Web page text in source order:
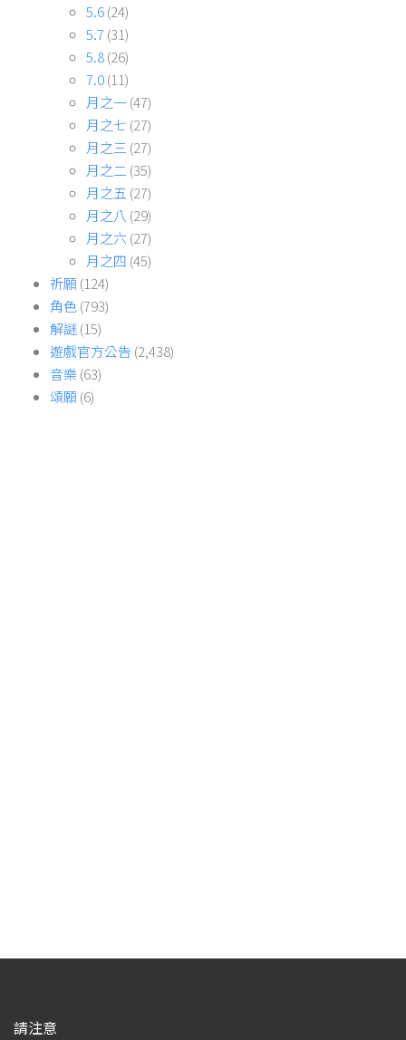
5.6(24)
5.7 (31)
5.8(26)
7.0(11)
月之一(47)
月之七 (27)
月之三 (27)
月之二 (35)
月之五 (27)
月之八 (29)
月之六 (27)
月之四 (45)
祈願(124)
角色(793)
解謎(15)
遊戲官方公告 (2,438)
音樂 (63)
頌願(6)
請注意